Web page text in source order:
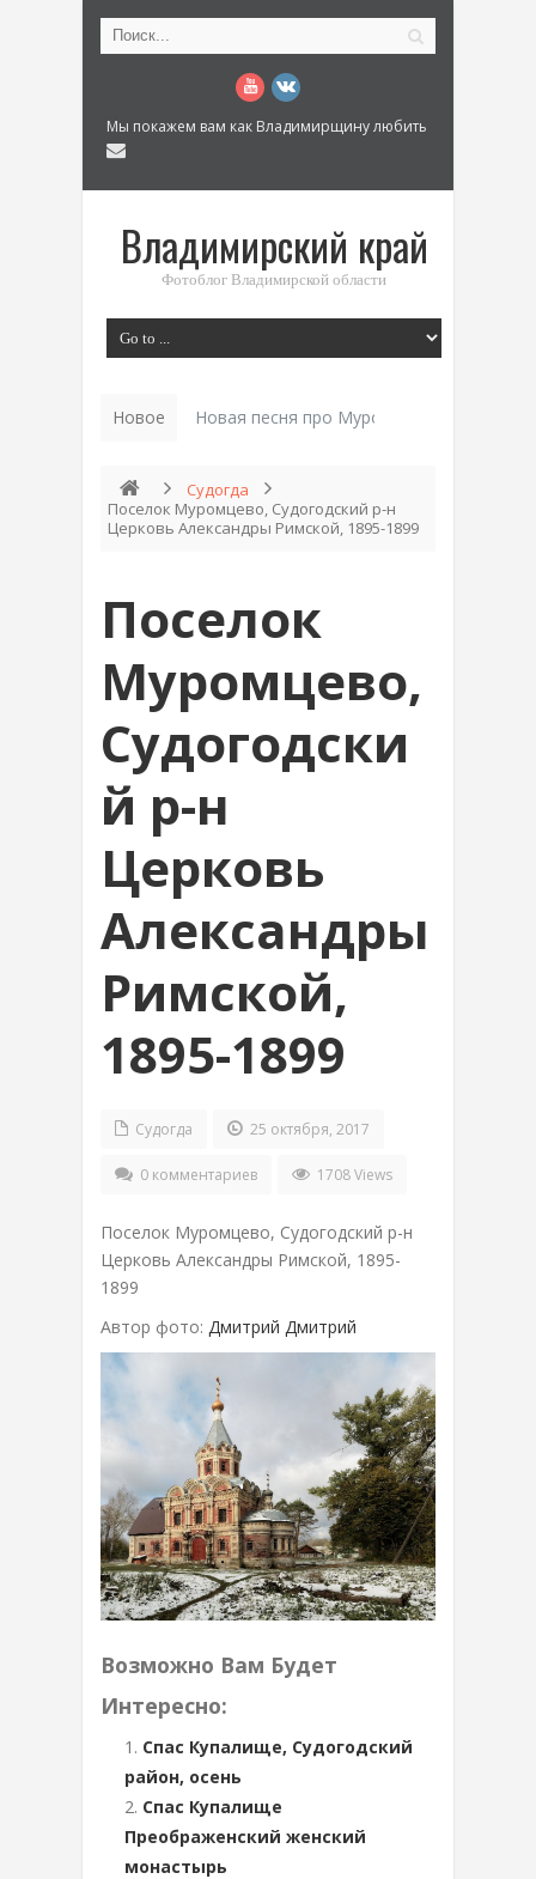
Мы покажем вам как Владимирщину любить
Владимирский край
Фотоблог Владимирской области
Новое Новая песня про Муром: «Былинный
Судогда
Поселок Муромцево, Судогодский р-н
Церковь Александры Римской, 1895-1899
Поселок
Муромцево,
Судогодски
й р-н
Церковь
Александры
Римской,
1895-1899
Судогда 25 октября, 2017
0 комментариев 1708 Views
Поселок Муромцево, Судогодский р-н
Церковь Александры Римской, 1895-
1899
Автор фото: Дмитрий Дмитрий
Возможно Вам Будет
Интересно:
Спас Купалище, Судогодский
район, осень
Спас Купалище
Преображенский женский
монастырь